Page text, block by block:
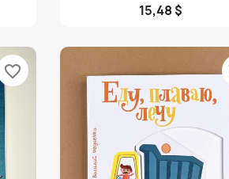
15,48 $
favorite_border